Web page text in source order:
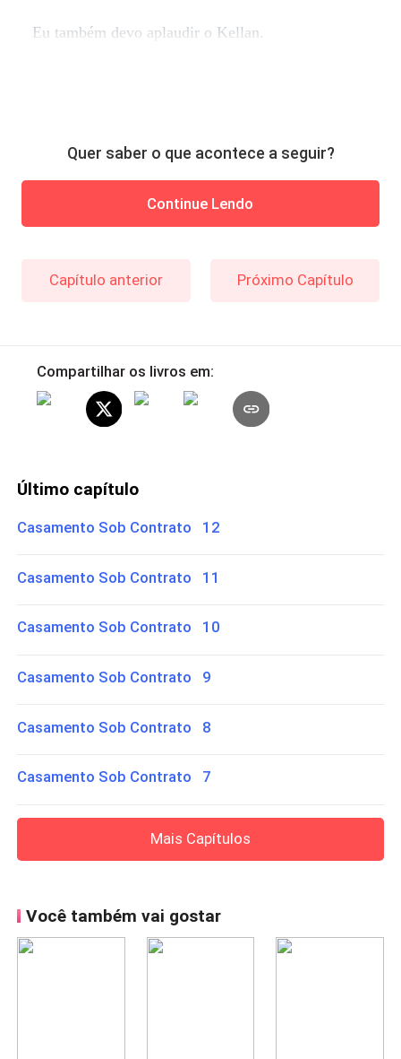
Eu também devo aplaudir o Kellan.
Quer saber o que acontece a seguir?
Continue Lendo
Capítulo anterior Próximo Capítulo
Compartilhar os livros em:
Último capítulo
Casamento Sob Contrato 12
Casamento Sob Contrato 11
Casamento Sob Contrato 10
Casamento Sob Contrato 9
Casamento Sob Contrato 8
Casamento Sob Contrato 7
Mais Capítulos
Você também vai gostar